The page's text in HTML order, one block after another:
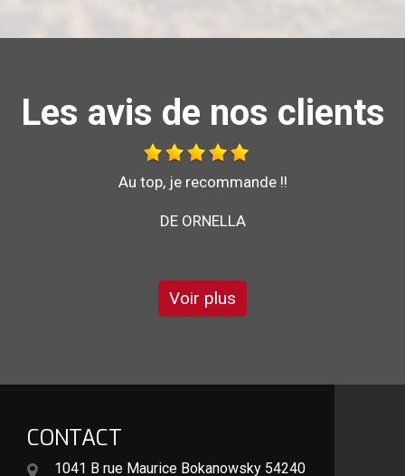
Les avis de nos clients
Bonjour je vous recommande l'entreprise brochard
Voir plus
CONTACT
1041 B rue Maurice Bokanowsky 54240